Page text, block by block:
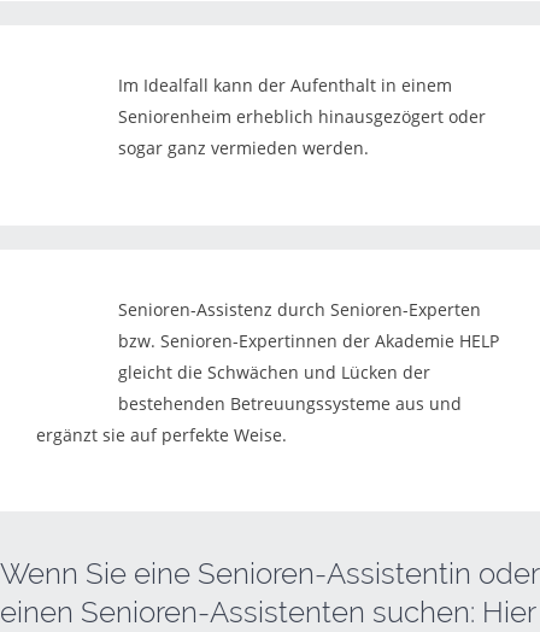
Im Idealfall kann der Aufenthalt in einem
Seniorenheim erheblich hinausgezögert oder
sogar ganz vermieden werden.
Senioren-Assistenz durch Senioren-Experten
bzw. Senioren-Expertinnen der Akademie HELP
gleicht die Schwächen und Lücken der
bestehenden Betreuungssysteme aus und
ergänzt sie auf perfekte Weise.
Wenn Sie eine Senioren-Assistentin oder
einen Senioren-Assistenten suchen: Hier